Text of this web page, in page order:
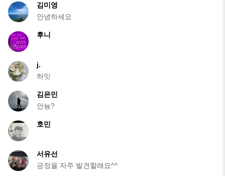
김미영
안녕하세요
후니
j.
하잇
김은민
안뇽?
호민
서유선
긍정을 자주 발견할래요^^